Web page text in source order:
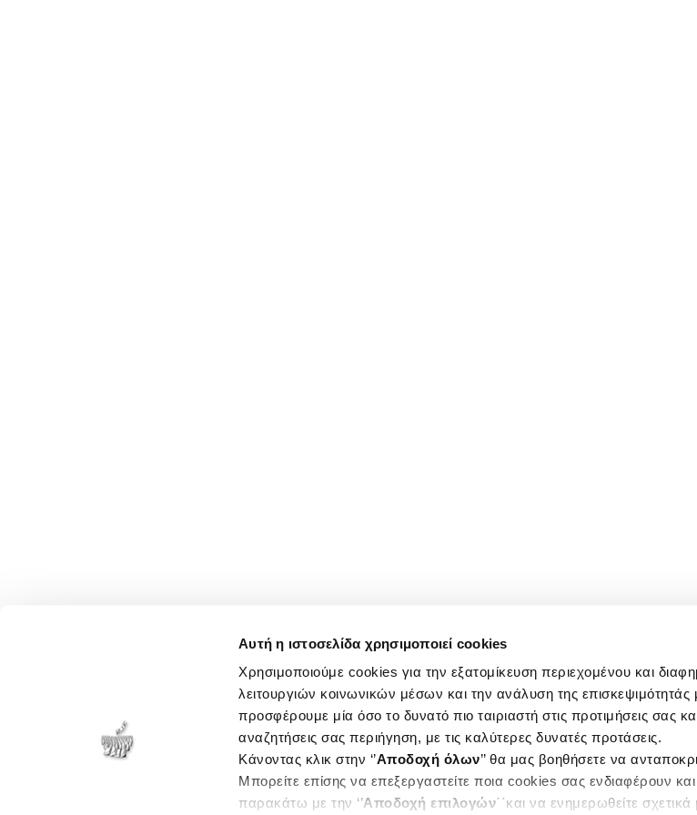
Αυτή η ιστοσελίδα χρησιμοποιεί cookies
Χρησιμοποιούμε cookies για την εξατομίκευση περιεχομένου και
λειτουργιών κοινωνικών μέσων και την ανάλυση της επισκεψιμότητάς
προσφέρουμε μία όσο το δυνατό πιο ταιριαστή στις προτιμήσεις σας
αναζητήσεις σας περιήγηση, με τις καλύτερες δυνατές προτάσεις.
Κάνοντας κλικ στην ‘’Αποδοχή όλων’’ θα μας βοηθήσετε να
Μπορείτε επίσης να επεξεργαστείτε ποια cookies σας ενδιαφέρουν
παρακάτω με την ‘’Αποδοχή επιλογών΄΄και να ενημερωθείτε